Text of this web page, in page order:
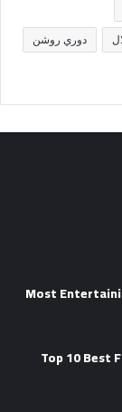
دوري روشن
2026 Most
Top 10 Best